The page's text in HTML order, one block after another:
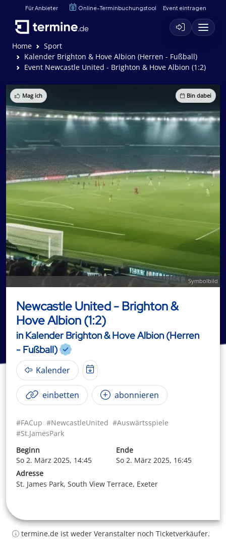
Für Anbieter Online-Terminbuchungstool Event eintragen
Home
Sport
Kalender Brighton & Hove Albion (Herren - Fußball)
Event Newcastle United - Brighton & Hove Albion (1:2)
Mag ich Bin dabei
Symbolbild
Newcastle United - Brighton &
Hove Albion (1:2)
in Kalender Brighton & Hove Albion (Herren
- Fußball)
Kalender
einbetten abonnieren
#FACup #NewcastleUnited #Auswärtsspiele
#St.JamesPark
Beginn
So 2. März 2025, 14:45
Ende
So 2. März 2025, 16:45
Adresse
St. James Park, South View Terrace, Exeter
termine.de ist weder Veranstalter noch Ticketverkäufer.